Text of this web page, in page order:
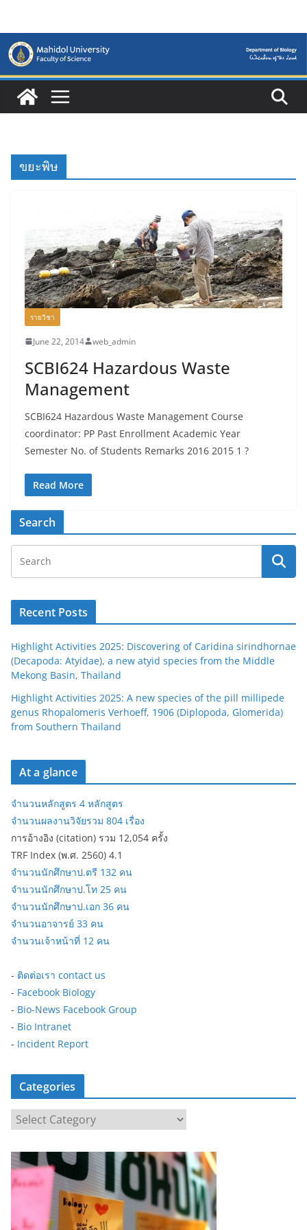
content
ขยะพิษ
รายวิชา
June 22, 2014 web_admin
SCBI624 Hazardous Waste
Management
SCBI624 Hazardous Waste Management Course
coordinator: PP Past Enrollment Academic Year
Semester No. of Students Remarks 2016 2015 1 ?
Read More
Search
Recent Posts
Highlight Activities 2025: Discovering of Caridina sirindhornae
(Decapoda: Atyidae), a new atyid species from the Middle
Mekong Basin, Thailand
Highlight Activities 2025: A new species of the pill millipede
genus Rhopalomeris Verhoeff, 1906 (Diplopoda, Glomerida)
from Southern Thailand
At a glance
จำนวนหลักสูตร 4 หลักสูตร
จำนวนผลงานวิจัยรวม 804 เรื่อง
การอ้างอิง (citation) รวม 12,054 ครั้ง
TRF Index (พ.ศ. 2560) 4.1
จำนวนนักศึกษาป.ตรี 132 คน
จำนวนนักศึกษาป.โท 25 คน
จำนวนนักศึกษาป.เอก 36 คน
จำนวนอาจารย์ 33 คน
จำนวนเจ้าหน้าที่ 12 คน
- ติดต่อเรา contact us
- Facebook Biology
- Bio-News Facebook Group
- Bio Intranet
- Incident Report
Categories
a
t
e
g